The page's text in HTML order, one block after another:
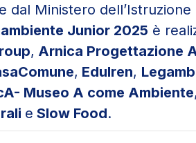
dal Ministero dell’Istruzione
Junior 2025 è
, Arnica Progettazione
, EduIren,
Museo A come Ambiente,
e Slow Food.